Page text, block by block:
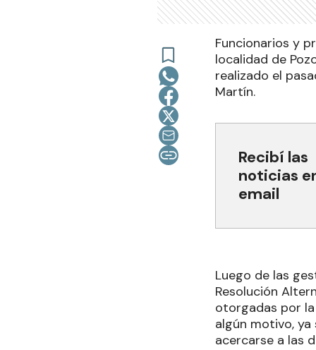
Funcionarios y
localidad de
realizado el
Martín.
Recibí las
noticias
email
Luego de las
Resolución
otorgadas por
algún motivo,
acercarse a las